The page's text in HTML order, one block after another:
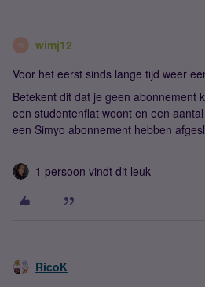
W wimj12
Voor het eerst sinds lange tijd weer
Betekent dit dat je geen abonnement
een studentenflat woont en een
een Simyo abonnement hebben
1 persoon vindt dit leuk
RicoK